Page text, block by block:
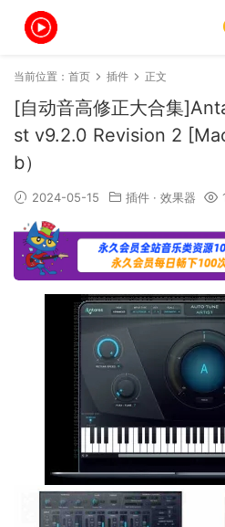
当前位置： 首页 插件 正文
[自动音高修正大合集
st v9.2.0 Revision 2
b）
2024-05-15 插件 · 效果器